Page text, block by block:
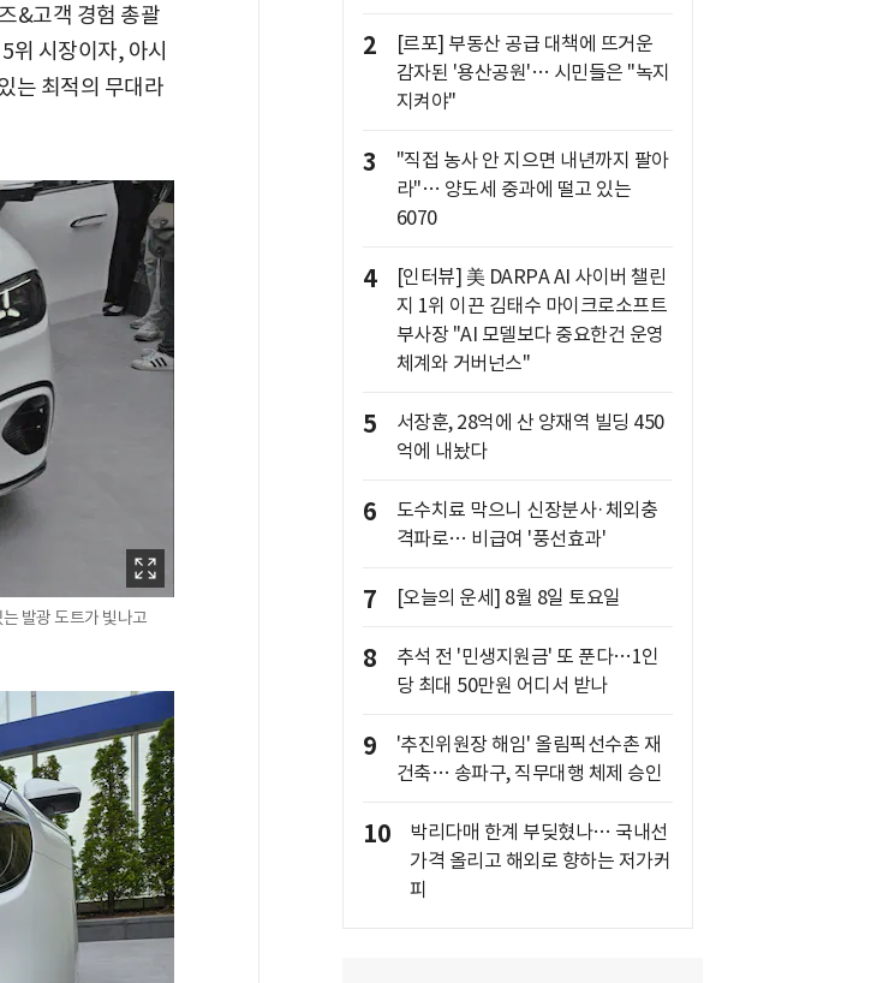
&고객 경험 총괄
위 시장이자, 아시
는 최적의 무대라
발광 도트가 빛나고
2
[르포] 부동산 공급 대책에 뜨거운
감자된 '용산공원'… 시민들은 "녹지
지켜야"
3
"직접 농사 안 지으면 내년까지 팔아
라"… 양도세 중과에 떨고 있는
6070
4
[인터뷰] 美 DARPA AI 사이버 챌린
지 1위 이끈 김태수 마이크로소프트
부사장 "AI 모델보다 중요한건 운영
체계와 거버넌스"
5
서장훈, 28억에 산 양재역 빌딩 450
억에 내놨다
6
도수치료 막으니 신장분사·체외충
격파로… 비급여 '풍선효과'
7 [오늘의 운세] 8월 8일 토요일
8
추석 전 '민생지원금' 또 푼다…1인
당 최대 50만원 어디서 받나
9
'추진위원장 해임' 올림픽선수촌 재
건축… 송파구, 직무대행 체제 승인
10
박리다매 한계 부딪혔나… 국내선
가격 올리고 해외로 향하는 저가커
피